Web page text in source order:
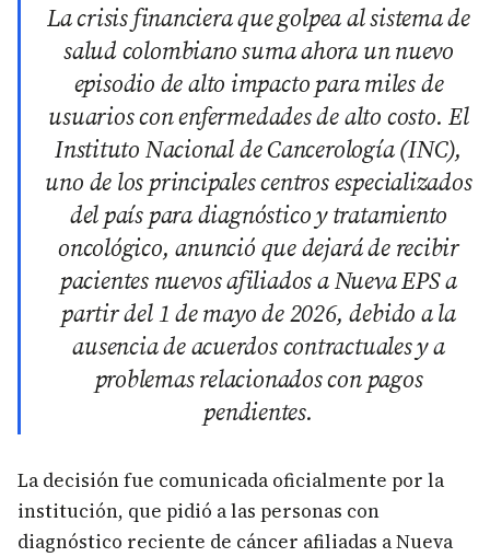
La crisis financiera que golpea al sistema de
salud colombiano suma ahora un nuevo
episodio de alto impacto para miles de
usuarios con enfermedades de alto costo. El
Instituto Nacional de Cancerología (INC),
uno de los principales centros especializados
del país para diagnóstico y tratamiento
oncológico, anunció que dejará de recibir
pacientes nuevos afiliados a Nueva EPS a
partir del 1 de mayo de 2026, debido a la
ausencia de acuerdos contractuales y a
problemas relacionados con pagos
pendientes.
La decisión fue comunicada oficialmente por la
institución, que pidió a las personas con
diagnóstico reciente de cáncer afiliadas a Nueva